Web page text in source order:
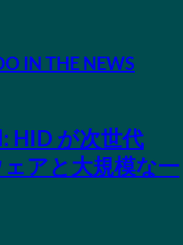
IN THE NEWS
HID が次世代
アと大規模な一